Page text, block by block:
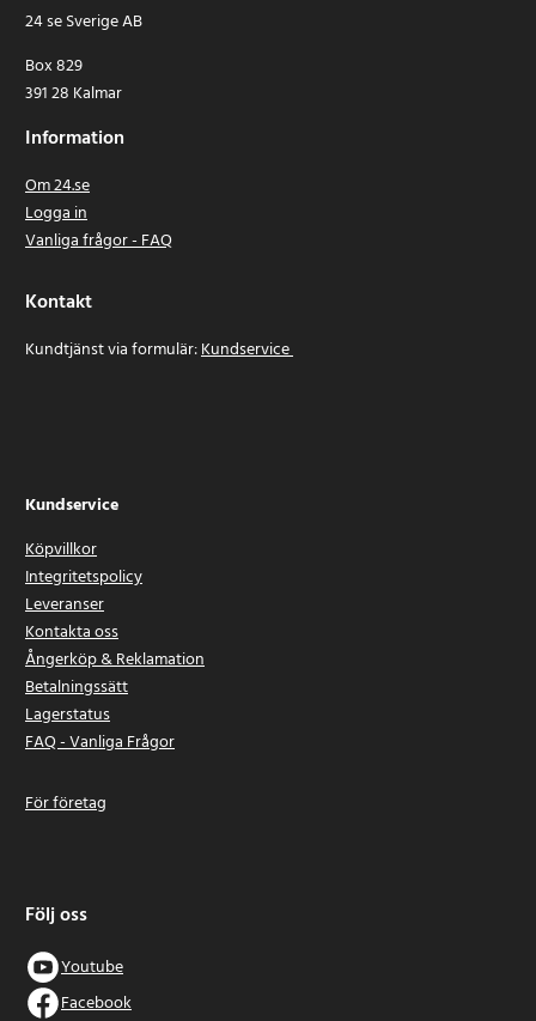
24 se Sverige AB
Box 829
391 28 Kalmar
Information
Om 24.se
Logga in
Vanliga frågor - FAQ
Kontakt
Kundtjänst via formulär:Kundservice
Kundservice
Köpvillkor
Integritetspolicy
Leveranser
Kontakta oss
Ångerköp & Reklamation
Betalningssätt
Lagerstatus
FAQ - Vanliga Frågor
För företag
Följ oss
Youtube
Facebook